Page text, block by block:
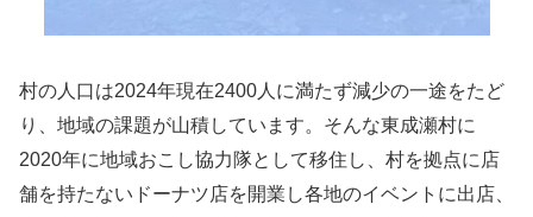
村の人口は2024年現在2400人に満たず減少の一途をたど
り、地域の課題が山積しています。そんな東成瀬村に
2020年に地域おこし協力隊として移住し、村を拠点に店
舗を持たないドーナツ店を開業し各地のイベントに出店、